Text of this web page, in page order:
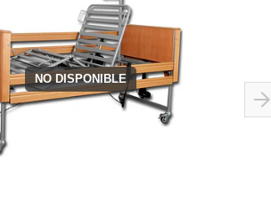
NO DISPONIBLE